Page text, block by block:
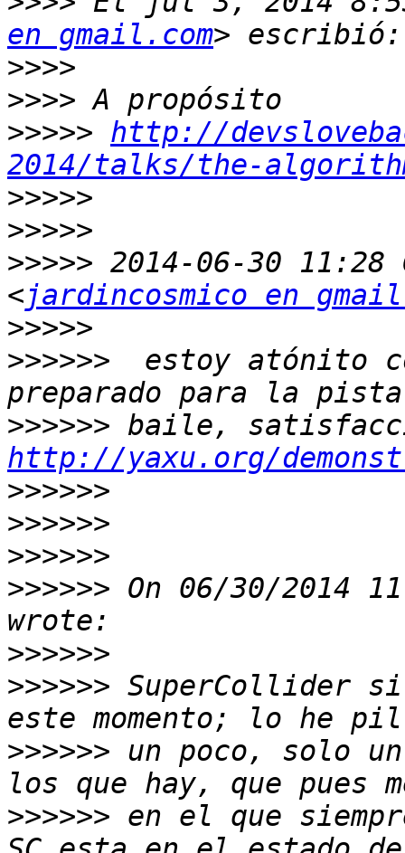
en gmail.com
>>>>
>>>>
>>>>> http://
2014/talks/the-
>>>>>
>>>>>
>>>>> 2014-06-30 11:28
<jardincosmico en
>>>>>
>>>>>>
estoy atónito
>>>>>>
http://yaxu.org/
>>>>>>
>>>>>>
>>>>>>
>>>>>> On 06/30/2014
>>>>>>
>>>>>> SuperCollider
>>>>>> un poco, solo
>>>>>> en el que